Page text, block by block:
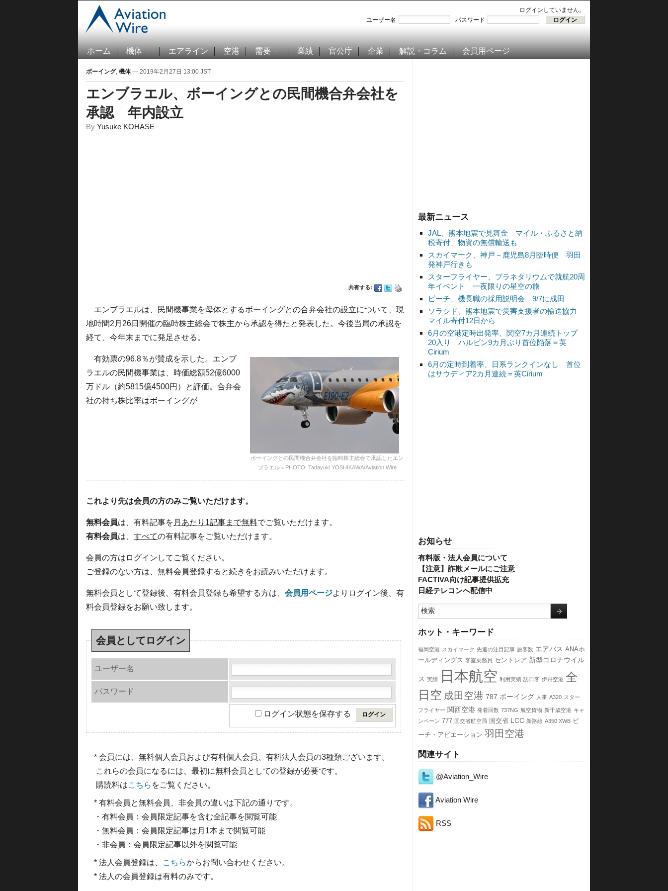
ログインしていません。
ユーザー名
パスワード
ホーム 機体 エアライン 空港 需要 業績 官公庁 企業 解説・コラム 会員用ページ
最新ニュース
JAL、熊本地震で見舞金 マイル・ふるさと納
税寄付、物資の無償輸送も
スカイマーク、神戸－鹿児島8月臨時便 羽田
発神戸行きも
スターフライヤー、プラネタリウムで就航20周
年イベント 一夜限りの星空の旅
ピーチ、機長職の採用説明会 9/7に成田
ソラシド、熊本地震で災害支援者の輸送協力
マイル寄付12日から
6月の空港定時出発率、関空7カ月連続トップ
20入り ハルビン9カ月ぶり首位陥落＝英
Cirium
6月の定時到着率、日系ランクインなし 首位
はサウディア2カ月連続＝英Cirium
お知らせ
有料版・法人会員について
【注意】詐欺メールにご注意
FACTIVA向け記事提供拡充
日経テレコンへ配信中
ホット・キーワード
福岡空港 スカイマーク 先週の注目記事 旅客数 エアバス ANAホ
ールディングス 客室乗務員 セントレア 新型コロナウイル
ス 実績 日本航空 利用実績 訪日客 伊丹空港 全
日空 成田空港 787 ボーイング 人事 A320 スター
フライヤー 関西空港 発着回数 737NG 航空貨物 新千歳空港 キャ
ンペーン 777 国交省航空局 国交省 LCC 新路線 A350 XWB ピ
ーチ・アビエーション 羽田空港
関連サイト
@Aviation_Wire
Aviation Wire
RSS
ボーイング, 機体— 2019年2月27日 13:00 JST
エンブラエル、ボーイングとの民間機合弁会社を
承認 年内設立
By Yusuke KOHASE
共有する:
エンブラエルは、民間機事業を母体とするボーイングとの合弁会社の設立について、現
地時間2月26日開催の臨時株主総会で株主から承認を得たと発表した。今後当局の承認を
経て、今年末までに発足させる。
ボーイングとの民間機合弁会社を臨時株主総会で承認したエン
ブラエル＝PHOTO: Tadayuki YOSHIKAWA/Aviation Wire
有効票の96.8％が賛成を示した。エンブ
ラエルの民間機事業は、時価総額52億6000
万ドル（約5815億4500円）と評価。合弁会
社の持ち株比率はボーイングが
これより先は会員の方のみご覧いただけます。
無料会員は、有料記事を 月あたり1記事まで無料でご覧いただけます。
有料会員は、 すべての有料記事をご覧いただけます。
会員の方はログインしてご覧ください。
ご登録のない方は、無料会員登録すると続きをお読みいただけます。
無料会員として登録後、有料会員登録も希望する方は、 会員用ページよりログイン後、有
料会員登録をお願い致します。
会員としてログイン
ユーザー名
パスワード
ログイン状態を保存する
* 会員には、無料個人会員および有料個人会員、有料法人会員の3種類ございます。
これらの会員になるには、最初に無料会員としての登録が必要です。
購読料はこちら をご覧ください。
* 有料会員と無料会員、非会員の違いは下記の通りです。
・有料会員：会員限定記事を含む全記事を閲覧可能
・無料会員：会員限定記事は月1本まで閲覧可能
・非会員：会員限定記事以外を閲覧可能
* 法人会員登録は、 こちらからお問い合わせください。
* 法人の会員登録は有料のみです。